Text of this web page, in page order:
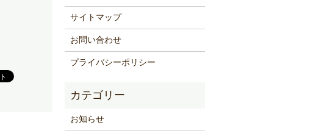
サイトマップ
お問い合わせ
プライバシーポリシー
お知らせ